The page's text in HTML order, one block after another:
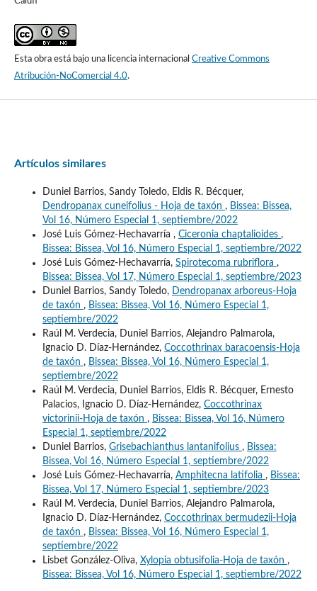
Esta obra está bajo una licencia internacional Creative Commons
Atribución-NoComercial 4.0.
Artículos similares
Duniel Barrios, Sandy Toledo, Eldis R. Bécquer,
Dendropanax cuneifolius - Hoja de taxón , Bissea: Bissea,
Vol 16, Número Especial 1, septiembre/2022
José Luis Gómez-Hechavarría , Ciceronia chaptalioides ,
Bissea: Bissea, Vol 16, Número Especial 1, septiembre/2022
José Luis Gómez-Hechavarría, Spirotecoma rubriflora ,
Bissea: Bissea, Vol 17, Número Especial 1, septiembre/2023
Duniel Barrios, Sandy Toledo,
Dendropanax arboreus-Hoja
de taxón , Bissea: Bissea, Vol 16, Número Especial 1,
septiembre/2022
Raúl M. Verdecia, Duniel Barrios, Alejandro Palmarola,
Ignacio D. Díaz-Hernández, Coccothrinax baracoensis-Hoja
de taxón , Bissea: Bissea, Vol 16, Número Especial 1,
septiembre/2022
Raúl M. Verdecia, Duniel Barrios, Eldis R. Bécquer, Ernesto
Palacios, Ignacio D. Díaz-Hernández, Coccothrinax
victorinii-Hoja de taxón , Bissea: Bissea, Vol 16, Número
Especial 1, septiembre/2022
Duniel Barrios, Grisebachianthus lantanifolius , Bissea:
Bissea, Vol 16, Número Especial 1, septiembre/2022
José Luis Gómez-Hechavarría, Amphitecna latifolia , Bissea:
Bissea, Vol 17, Número Especial 1, septiembre/2023
Raúl M. Verdecia, Duniel Barrios, Alejandro Palmarola,
Ignacio D. Díaz-Hernández, Coccothrinax bermudezii-Hoja
de taxón , Bissea: Bissea, Vol 16, Número Especial 1,
septiembre/2022
Lisbet González-Oliva, Xylopia obtusifolia-Hoja de taxón ,
Bissea: Bissea, Vol 16, Número Especial 1, septiembre/2022